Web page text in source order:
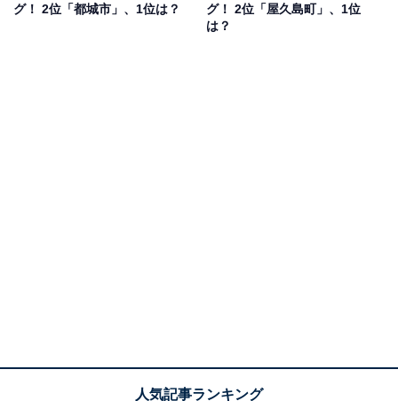
沖縄県の県庁所在地であり、古くから港が整備されてい
ることで海外との交流拠点ともなっている都市です。市
グ！ 2位「都城市」、1位は？
グ！ 2位「屋久島町」、1位
は？